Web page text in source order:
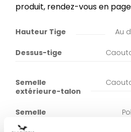
produit, rendez-vous en
Hauteur Tige Au
Dessus-tige
Semelle
extérieure-talon
Semelle